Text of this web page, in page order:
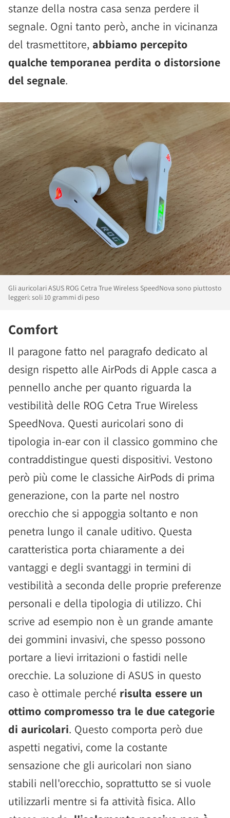
stanze della nostra casa senza perdere il
segnale. Ogni tanto però, anche in vicinanza
del trasmettitore, abbiamo percepito
qualche temporanea perdita o distorsione
del segnale.
Gli auricolari ASUS ROG Cetra True Wireless SpeedNova sono piuttosto
leggeri: soli 10 grammi di peso
Comfort
Il paragone fatto nel paragrafo dedicato al
design rispetto alle AirPods di Apple casca a
pennello anche per quanto riguarda la
vestibilità delle ROG Cetra True Wireless
SpeedNova. Questi auricolari sono di
tipologia in-ear con il classico gommino che
contraddistingue questi dispositivi. Vestono
però più come le classiche AirPods di prima
generazione, con la parte nel nostro
orecchio che si appoggia soltanto e non
penetra lungo il canale uditivo. Questa
caratteristica porta chiaramente a dei
vantaggi e degli svantaggi in termini di
vestibilità a seconda delle proprie preferenze
personali e della tipologia di utilizzo. Chi
scrive ad esempio non è un grande amante
dei gommini invasivi, che spesso possono
portare a lievi irritazioni o fastidi nelle
orecchie. La soluzione di ASUS in questo
caso è ottimale perché risulta essere un
ottimo compromesso tra le due categorie
di auricolari. Questo comporta però due
aspetti negativi, come la costante
sensazione che gli auricolari non siano
stabili nell'orecchio, soprattutto se si vuole
utilizzarli mentre si fa attività fisica. Allo